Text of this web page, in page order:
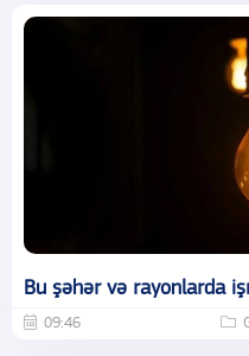
Bu şəhər və rayonlarda
09:46